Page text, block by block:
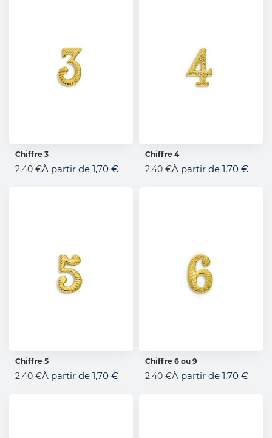
AJOUTER AU PANIER
Chiffre 3
2,40 €À partir de 1,70 €
AJOUTER AU PANIER
Chiffre 4
2,40 €À partir de 1,70 €
AJOUTER AU PANIER
Chiffre 5
2,40 €À partir de 1,70 €
En rupture de stock
Chiffre 6 ou 9
2,40 €À partir de 1,70 €